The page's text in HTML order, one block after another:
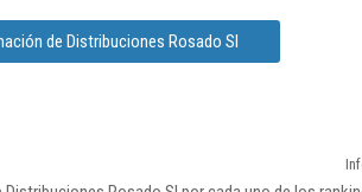
de Distribuciones Rosado Sl